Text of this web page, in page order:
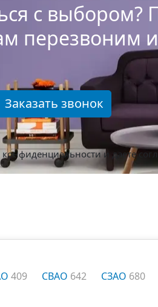
с выбором?
перезвоним и
Заказать звонок
конфиденциальностии даете
409 СВАО 642 СЗАО 680